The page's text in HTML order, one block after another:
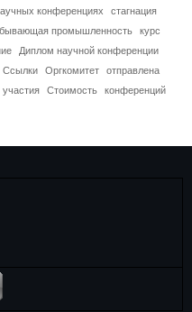
конференциях
стагнация
промышленность
курс
Диплом научной конференции
Ссылки Оргкомитет
отправлена
участия Стоимость
конференций